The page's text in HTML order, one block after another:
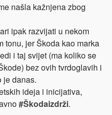
našla kažnjena zbog
ipak razvijati u nekom
tonu, jer Škoda kao marka
i taj svijet (ma koliko se
bez ovih tvrdoglavih i
je danas.
ideja i inicijativa,
#Škodaizdrži.